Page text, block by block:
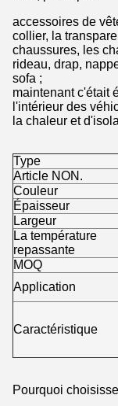
accessoires de
collier, la
chaussures, les
rideau, drap,
sofa ;
maintenant c'était
l'intérieur des
la chaleur et
Type
Article NON.
Couleur
Épaisseur
Largeur
La température
repassante
MOQ
Application
Caractéristique
Pourquoi